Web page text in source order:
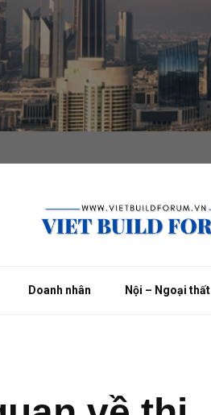
Doanh nhân Nội – Ngoại thất